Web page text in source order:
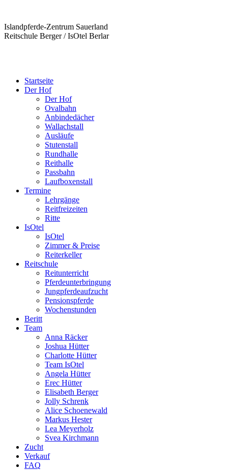
Islandpferde-Zentrum Sauerland
Reitschule Berger / IsOtel Berlar
Startseite
Der Hof
Der Hof
Ovalbahn
Anbindedächer
Wallachstall
Ausläufe
Stutenstall
Rundhalle
Reithalle
Passbahn
Laufboxenstall
Termine
Lehrgänge
Reitfreizeiten
Ritte
IsOtel
IsOtel
Zimmer & Preise
Reiterkeller
Reitschule
Reitunterricht
Pferdeunterbringung
Jungpferdeaufzucht
Pensionspferde
Wochenstunden
Beritt
Team
Anna Räcker
Joshua Hütter
Charlotte Hütter
Team IsOtel
Angela Hütter
Erec Hütter
Elisabeth Berger
Jolly Schrenk
Alice Schoenewald
Markus Hester
Lea Meyerholz
Svea Kirchmann
Zucht
Verkauf
FAQ